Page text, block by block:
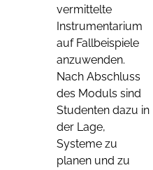
vermittelte
Instrumentarium
auf Fallbeispiele
anzuwenden.
Nach Abschluss
des Moduls sind
Studenten dazu in
der Lage,
Systeme zu
planen und zu